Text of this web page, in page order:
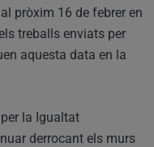
pròxim 16 de febrer en
treballs enviats per
aquesta data en la
la Igualtat
derrocant els murs